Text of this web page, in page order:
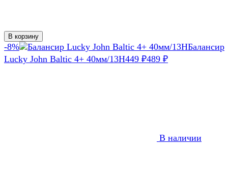
В корзину
-8%
Балансир
Lucky John Baltic 4+ 40мм/13H449 ₽489 ₽
В наличии